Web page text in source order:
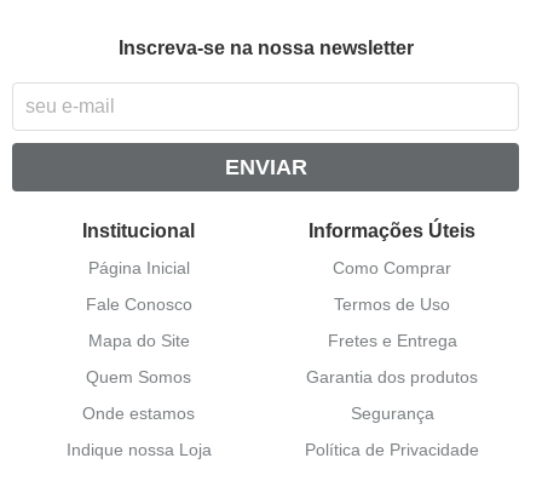
Inscreva-se na nossa newsletter
ENVIAR
Institucional
Página Inicial
Fale Conosco
Mapa do Site
Quem Somos
Onde estamos
Indique nossa Loja
Informações Úteis
Como Comprar
Termos de Uso
Fretes e Entrega
Garantia dos produtos
Segurança
Política de Privacidade